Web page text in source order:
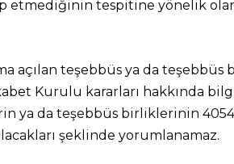
etmediğinin tespitine yönelik
açılan teşebbüs ya da teşebbüs
Kurulu kararları hakkında
ya da teşebbüs birliklerinin 4054
şeklinde yorumlanamaz.